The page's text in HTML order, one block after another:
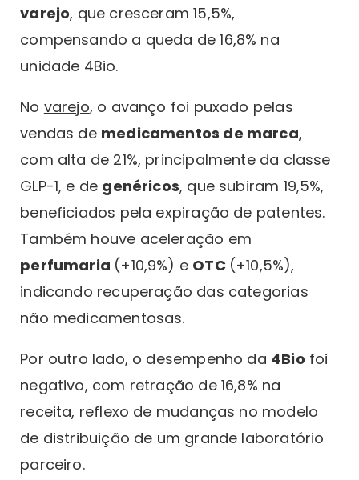
varejo, que cresceram 15,5%,
compensando a queda de 16,8% na
unidade 4Bio.
No varejo, o avanço foi puxado pelas
vendas de medicamentos de marca,
com alta de 21%, principalmente da classe
GLP-1, e de genéricos, que subiram 19,5%,
beneficiados pela expiração de patentes.
Também houve aceleração em
perfumaria (+10,9%) e OTC (+10,5%),
indicando recuperação das categorias
não medicamentosas.
Por outro lado, o desempenho da 4Bio foi
negativo, com retração de 16,8% na
receita, reflexo de mudanças no modelo
de distribuição de um grande laboratório
parceiro.